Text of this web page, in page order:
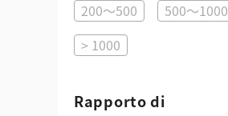
200～500
500～1000
> 1000
Rapporto di